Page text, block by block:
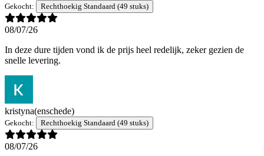
Gekocht: Rechthoekig Standaard (49 stuks)
08/07/26
In deze dure tijden vond ik de prijs heel redelijk, zeker gezien de
snelle levering.
kristyna(enschede)
Gekocht: Rechthoekig Standaard (49 stuks)
08/07/26